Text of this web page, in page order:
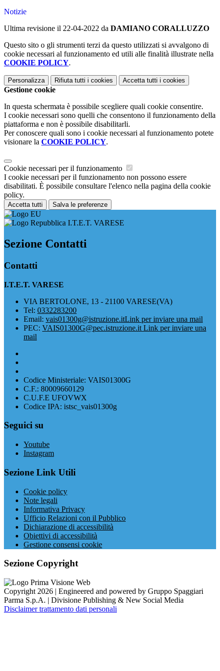
Notizie
Ultima revisione il 22-04-2022 da DAMIANO CORALLUZZO
Questo sito o gli strumenti terzi da questo utilizzati si avvalgono di
cookie necessari al funzionamento ed utili alle finalità illustrate nella
COOKIE POLICY.
Personalizza Rifiuta tutti i cookies Accetta tutti i cookies
Gestione cookie
In questa schermata è possibile scegliere quali cookie consentire.
I cookie necessari sono quelli che consentono il funzionamento della
piattaforma e non è possibile disabilitarli.
Per conoscere quali sono i cookie necessari al funzionamento potete
visionare la COOKIE POLICY.
Cookie necessari per il funzionamento
I cookie necessari per il funzionamento non possono essere
disabilitati. È possibile consultare l'elenco nella pagina della cookie
policy.
Accetta tutti Salva le preferenze
I.T.E.T. VARESE
Sezione Contatti
Contatti
I.T.E.T. VARESE
VIA BERTOLONE, 13 - 21100 VARESE(VA)
Tel: 0332283200
Email: vais01300g@istruzione.itLink per inviare una mail
PEC: VAIS01300G@pec.istruzione.it Link per inviare una
mail
Codice Ministeriale: VAIS01300G
C.F.: 80009660129
C.U.F.E UFOVWX
Codice IPA: istsc_vais01300g
Seguici su
Youtube
Instagram
Sezione Link Utili
Cookie policy
Note legali
Informativa Privacy
Ufficio Relazioni con il Pubblico
Dichiarazione di accessibilità
Obiettivi di accessibilità
Gestione consensi cookie
Sezione Copyright
Copyright 2026 | Engineered and powered by Gruppo Spaggiari
Parma S.p.A. | Divisione Publishing & New Social Media
Disclaimer trattamento dati personali